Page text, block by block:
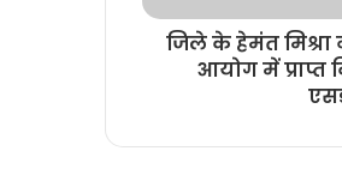
जिले के हेमंत मिश्रा
आयोग में प्राप्त